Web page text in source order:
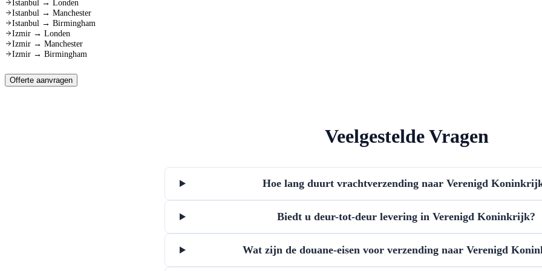
Istanbul → Londen
Istanbul → Manchester
Istanbul → Birmingham
Izmir → Londen
Izmir → Manchester
Izmir → Birmingham
Offerte aanvragen
Veelgestelde Vragen
Hoe lang duurt vrachtverzending naar Verenigd
Biedt u deur-tot-deur levering in Verenigd Koninkrijk?
Wat zijn de douane-eisen voor verzending naar Verenigd